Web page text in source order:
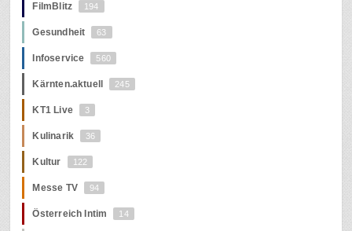
FilmBlitz 194
Gesundheit 63
Infoservice 560
Kärnten.aktuell 245
KT1 Live 3
Kulinarik 36
Kultur 122
Messe TV 94
Österreich Intim 14